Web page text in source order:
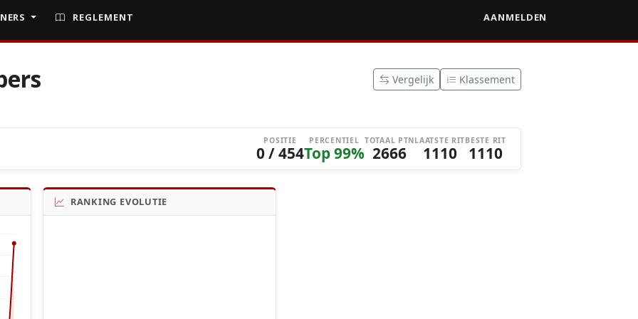
REGLEMENT AANMELDEN
Vergelijk Klassement
POSITIE
0 / 454
PERCENTIEL
Top 99%
TOTAAL PTN
2666
LAATSTE RIT
1110
BESTE RIT
1110
RANKING EVOLUTIE